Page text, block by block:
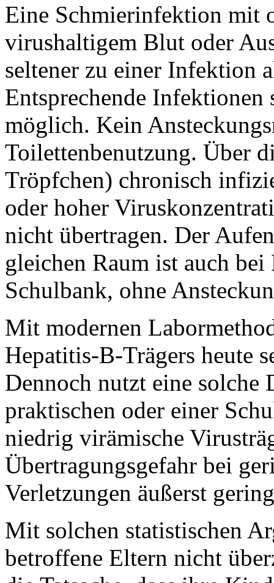
Eine Schmierinfektion mit
virushaltigem Blut oder
seltener zu einer Infektion
Entsprechende
möglich. Kein
Toilettenbenutzung. Über
Tröpfchen) chronisch
oder hoher
nicht übertragen. Der
gleichen Raum ist auch
Schulbank, ohne
Mit modernen
Hepatitis-B-Trägers heute
Dennoch nutzt eine
praktischen oder einer
niedrig virämische
Übertragungsgefahr bei
Verletzungen äußerst
Mit solchen statistischen
betroffene Eltern nicht